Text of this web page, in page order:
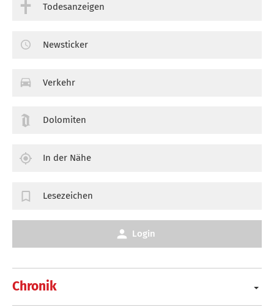
Chronik
Todesanzeigen
Newsticker
Verkehr
Dolomiten
In der Nähe
Lesezeichen
Login